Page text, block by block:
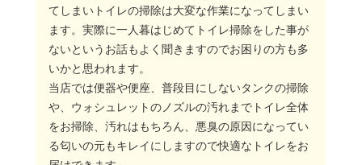
てしまいトイレの掃除は大変な作業になってしまい
ます。実際に一人暮はじめてトイレ掃除をした事が
ないというお話もよく聞きますのでお困りの方も多
いかと思われます。
当店では便器や便座、普段目にしないタンクの掃除
や、ウォシュレットのノズルの汚れまでトイレ全体
をお掃除、汚れはもちろん、悪臭の原因になってい
る匂いの元もキレイにしますので快適なトイレをお